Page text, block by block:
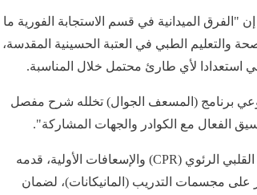
الميدانية في قسم الاستجابة الفورية ما
والتعليم الطبي في العتبة الحسينية المقدسة،
استعدادا لأي طارئ محتمل خلال المناسبة.
برنامج (المسعف الجوال) تخلله شرح مفصل
الفعال مع الكوادر والجهات المشاركة".
وتابع "كما شهد اللقاء تدريبا عمليا متقدما على مهارات الإنعاش القلبي الرئوي (CPR) والإسعافات الأولية، قدمه
مجسمات التدريب (المانيكانات)، لضمان